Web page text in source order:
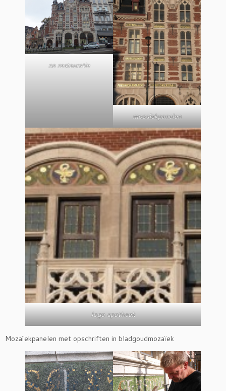
na restauratie
mozaïekpanelen
logo apotheek
Mozaïekpanelen met opschriften in bladgoudmozaïek